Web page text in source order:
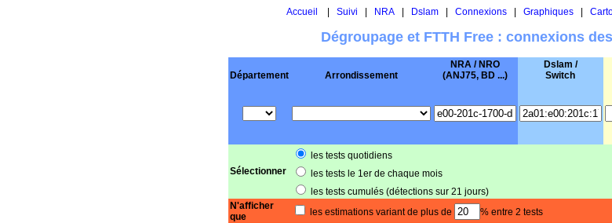
Accueil Suivi NRA| Dslam| Connexions| Graphiques|
Dégroupage et FTTH Free : connexions
Département Arrondissement
NRA / NRO
(ANJ75, BD ...)
Dslam /
Switch
Sélectionner
les tests quotidiens
les tests le 1er de chaque mois
les tests cumulés (détections sur 21 jours)
N'afficher
que
les estimations variant de plus de % entre 2 tests